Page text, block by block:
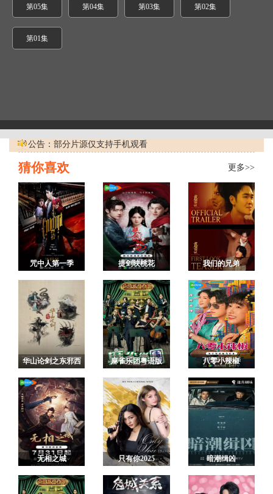
第05集 第04集 第03集 第02集
第01集
公告：部分片源仅支持手机观看
更多>>
猜你喜欢
咒中人第一季 提剑映桃花 我们的兄弟
华山论剑之东邪西
麻雀乐团粤语版 八零小辣椒
无相之城 只有你2025 暗潮缉凶